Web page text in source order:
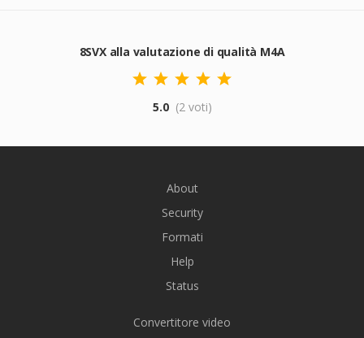
8SVX alla valutazione di qualità M4A
5.0 (2 voti)
About
Security
Formati
Help
Status
Convertitore video